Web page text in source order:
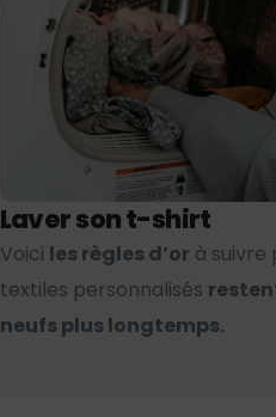
Laver son t-shirt
Voici les règles d’or à suivre
textiles personnalisés
neufs plus longtemps.